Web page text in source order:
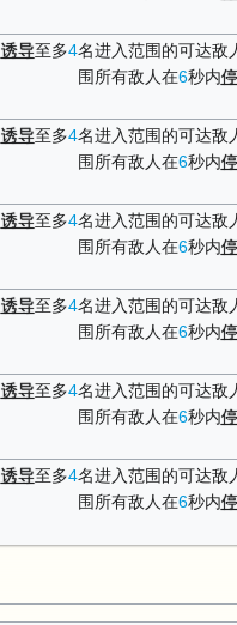
诱导至多4名进入范围的可达敌
围所有敌人在6秒内
诱导至多4名进入范围的可达敌
围所有敌人在6秒内
诱导至多4名进入范围的可达敌
围所有敌人在6秒内
诱导至多4名进入范围的可达敌
围所有敌人在6秒内
诱导至多4名进入范围的可达敌
围所有敌人在6秒内
诱导至多4名进入范围的可达敌
围所有敌人在6秒内